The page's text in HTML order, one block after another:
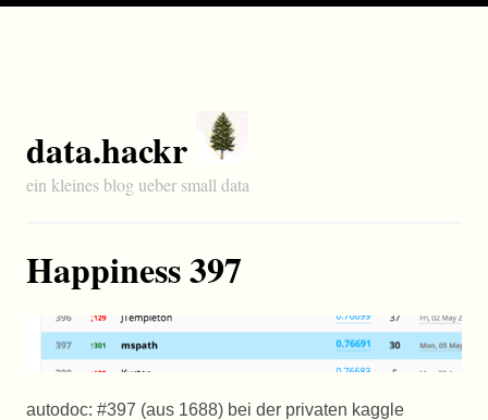
data.hackr
ein kleines blog ueber small data
Happiness 397
autodoc: #397 (aus 1688) bei der privaten kaggle